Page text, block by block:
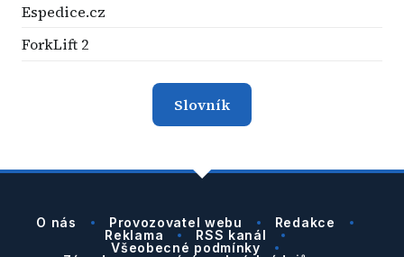
Espedice.cz
ForkLift 2
Slovník
O nás Provozovatel webu
Redakce
Reklama
RSS kanál
Všeobecné podmínky